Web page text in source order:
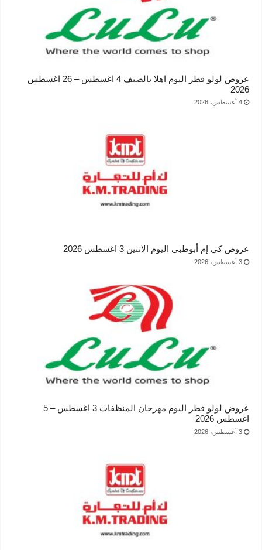
عروض لولو قطر اليوم اهلا بالصيف 4 اغسطس – 26 اغسطس
2026
4 أغسطس، 2026
عروض كي إم أبوظبي اليوم الاثنين 3 اغسطس 2026
3 أغسطس، 2026
عروض لولو قطر اليوم مهرجان المنظفات 3 اغسطس – 5
اغسطس 2026
3 أغسطس، 2026